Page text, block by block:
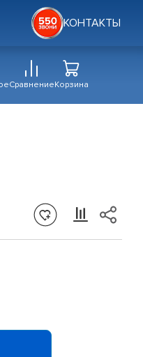
КОНТАКТЫ
СравнениеКорзина